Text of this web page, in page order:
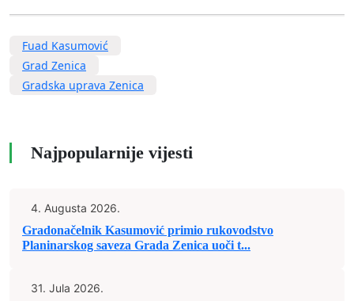
Fuad Kasumović
Grad Zenica
Gradska uprava Zenica
Najpopularnije vijesti
4. Augusta 2026.
Gradonačelnik Kasumović primio rukovodstvo
Planinarskog saveza Grada Zenica uoči t...
31. Jula 2026.